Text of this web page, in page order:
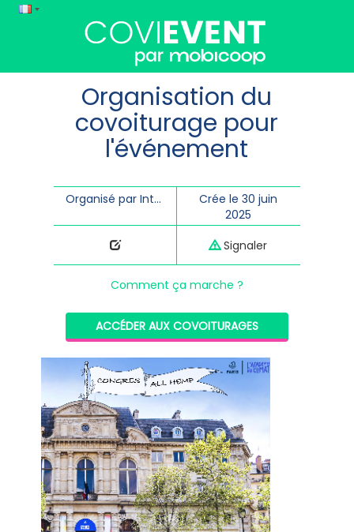
Organisation du
covoiturage pour
l'événement
Organisé par InterChanvre
Crée le 30 juin
2025
Signaler
Comment ça marche ?
ACCÉDER AUX COVOITURAGES